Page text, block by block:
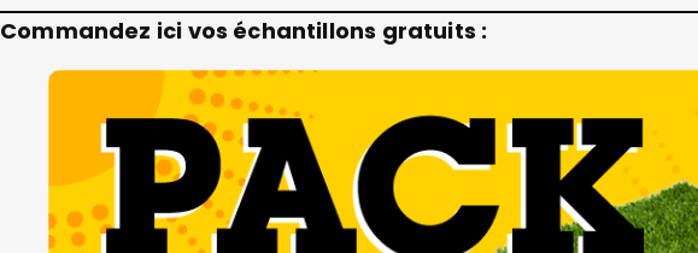
Commandez ici vos échantillons gratuits :